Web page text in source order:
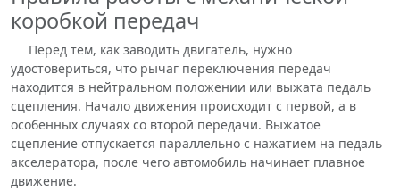
коробкой передач
Перед тем, как заводить двигатель, нужно
удостовериться, что рычаг переключения передач
находится в нейтральном положении или выжата педаль
сцепления. Начало движения происходит с первой, а в
особенных случаях со второй передачи. Выжатое
сцепление отпускается параллельно с нажатием на педаль
акселератора, после чего автомобиль начинает плавное
движение.